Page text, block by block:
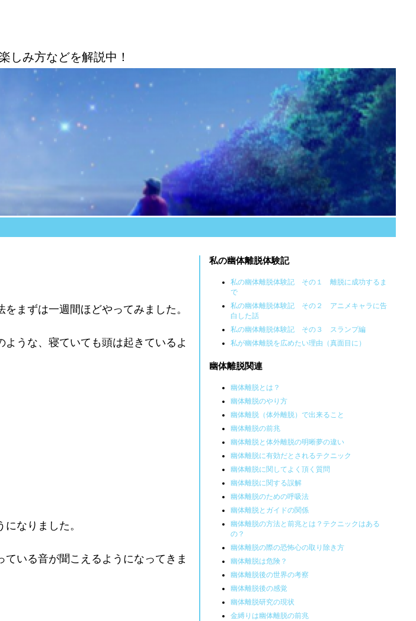
しみ方などを解説中！
をまずは一週間ほどやってみました。
うな、寝ていても頭は起きているよ
なりました。
いる音が聞こえるようになってきま
私の幽体離脱体験記
私の幽体離脱体験記 その１ 離脱に成功するま
で
私の幽体離脱体験記 その２ アニメキャラに告
白した話
私の幽体離脱体験記 その３ スランプ編
私が幽体離脱を広めたい理由（真面目に）
幽体離脱関連
幽体離脱とは？
幽体離脱のやり方
幽体離脱（体外離脱）で出来ること
幽体離脱の前兆
幽体離脱と体外離脱の明晰夢の違い
幽体離脱に有効だとされるテクニック
幽体離脱に関してよく頂く質問
幽体離脱に関する誤解
幽体離脱のための呼吸法
幽体離脱とガイドの関係
幽体離脱の方法と前兆とは？テクニックはある
の？
幽体離脱の際の恐怖心の取り除き方
幽体離脱は危険？
幽体離脱後の世界の考察
幽体離脱後の感覚
幽体離脱研究の現状
金縛りは幽体離脱の前兆